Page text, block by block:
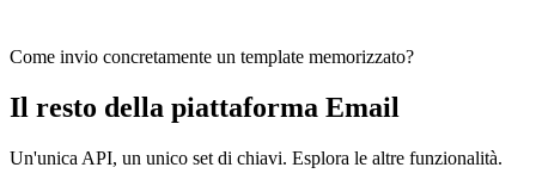
Come invio concretamente un template memorizzato?
Il resto della piattaforma Email
Un'unica API, un unico set di chiavi. Esplora le altre funzionalità.